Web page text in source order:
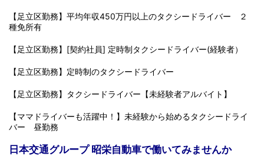
【足立区勤務】平均年収450万円以上のタクシードライバー ２
種免所有
【足立区勤務】[契約社員] 定時制タクシードライバー(経験者）
【足立区勤務】定時制のタクシードライバー
【足立区勤務】タクシードライバー【未経験者アルバイト】
【ママドライバーも活躍中！】未経験から始めるタクシードライ
バー 昼勤務
日本交通グループ 昭栄自動車で働いてみませんか